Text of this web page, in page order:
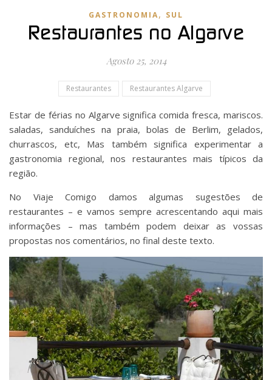
GASTRONOMIA, SUL
Restaurantes no Algarve
Agosto 25, 2014
Restaurantes Restaurantes Algarve
Estar de férias no Algarve significa comida fresca, mariscos.
saladas, sanduíches na praia, bolas de Berlim, gelados,
churrascos, etc, Mas também significa experimentar a
gastronomia regional, nos restaurantes mais típicos da
região.
No Viaje Comigo damos algumas sugestões de
restaurantes – e vamos sempre acrescentando aqui mais
informações – mas também podem deixar as vossas
propostas nos comentários, no final deste texto.